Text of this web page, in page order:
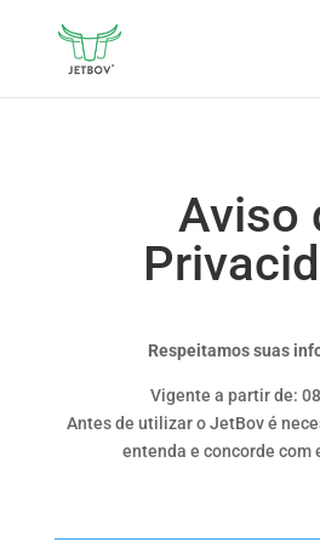
Aviso
Respeitamos suas
Vigente a partir de:
Antes de utilizar o JetBov é
entenda e concorde com